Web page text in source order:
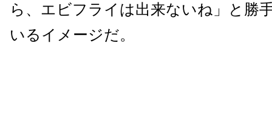
ら、エビフライは出来ないね」と勝
いるイメージだ。